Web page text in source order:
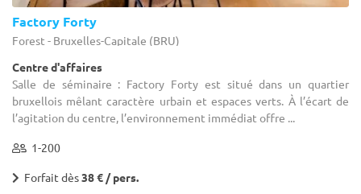
Factory Forty
Forest - Bruxelles-Capitale (BRU)
Centre d'affaires
Salle de séminaire : Factory Forty est situé dans un quartier
bruxellois mêlant caractère urbain et espaces verts. À l’écart de
l’agitation du centre, l’environnement immédiat offre ...
1-200
Forfait dès38 € / pers.